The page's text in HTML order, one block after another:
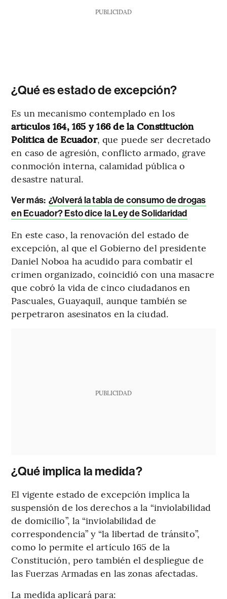
PUBLICIDAD
¿Qué es estado de excepción?
Es un mecanismo contemplado en los
artículos 164, 165 y 166 de la Constitución
Política de Ecuador, que puede ser decretado
en caso de agresión, conflicto armado, grave
conmoción interna, calamidad pública o
desastre natural.
Ver más: ¿Volverá la tabla de consumo de drogas
en Ecuador? Esto dice la Ley de Solidaridad
En este caso, la renovación del estado de
excepción, al que el Gobierno del presidente
Daniel Noboa ha acudido para combatir el
crimen organizado, coincidió con una masacre
que cobró la vida de cinco ciudadanos en
Pascuales, Guayaquil, aunque también se
perpetraron asesinatos en la ciudad.
PUBLICIDAD
¿Qué implica la medida?
El vigente estado de excepción implica la
suspensión de los derechos a la “inviolabilidad
de domicilio”, la “inviolabilidad de
correspondencia” y “la libertad de tránsito”,
como lo permite el artículo 165 de la
Constitución, pero también el despliegue de
las Fuerzas Armadas en las zonas afectadas.
La medida aplicará para: